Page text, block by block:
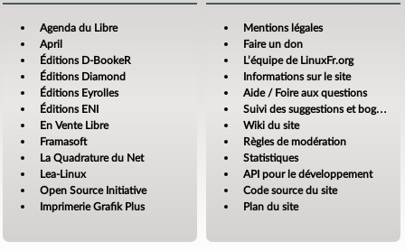
Agenda du Libre
April
Éditions D-BookeR
Éditions Diamond
Éditions Eyrolles
Éditions ENI
En Vente Libre
Framasoft
La Quadrature du Net
Lea-Linux
Open Source Initiative
Imprimerie Grafik Plus
Mentions légales
Faire un don
L’équipe de LinuxFr.org
Informations sur le site
Aide / Foire aux questions
Suivi des suggestions et bogues
Wiki du site
Règles de modération
Statistiques
API pour le développement
Code source du site
Plan du site